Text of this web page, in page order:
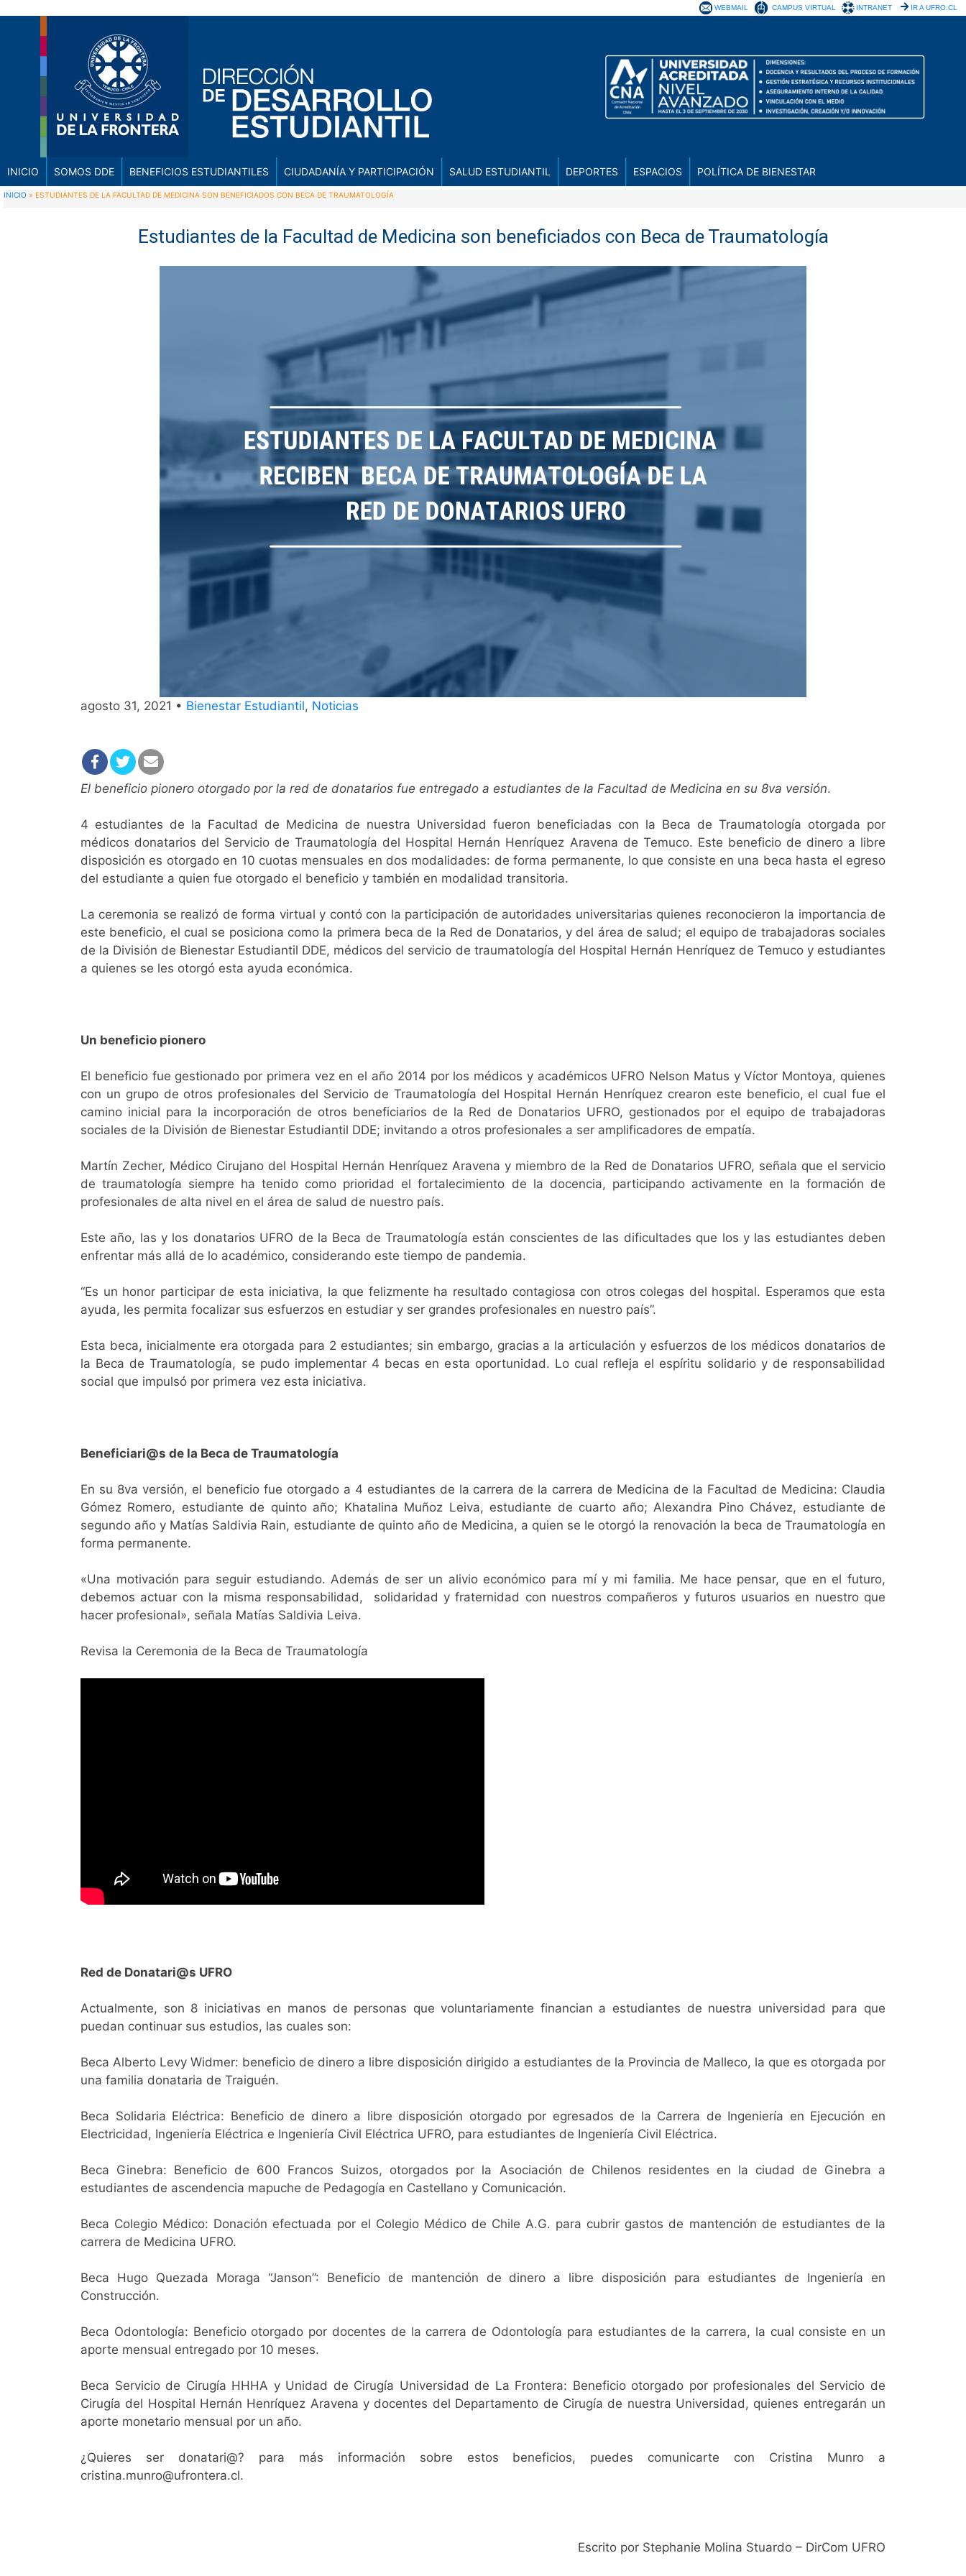
WEBMAIL CAMPUS VIRTUAL INTRANET IR A UFRO.CL
INICIO SOMOS DDE BENEFICIOS ESTUDIANTILES CIUDADANÍA Y PARTICIPACIÓN SALUD ESTUDIANTIL DEPORTES ESPACIOS POLÍTICA DE BIENESTAR
INICIO » ESTUDIANTES DE LA FACULTAD DE MEDICINA SON BENEFICIADOS CON BECA DE TRAUMATOLOGÍA
Estudiantes de la Facultad de Medicina son beneficiados con Beca de Traumatología
agosto 31, 2021 • Bienestar Estudiantil, Noticias
El beneficio pionero otorgado por la red de donatarios fue entregado a estudiantes de la Facultad de Medicina en su 8va versión.
4 estudiantes de la Facultad de Medicina de nuestra Universidad fueron beneficiadas con la Beca de Traumatología otorgada por
médicos donatarios del Servicio de Traumatología del Hospital Hernán Henríquez Aravena de Temuco. Este beneficio de dinero a libre
disposición es otorgado en 10 cuotas mensuales en dos modalidades: de forma permanente, lo que consiste en una beca hasta el egreso
del estudiante a quien fue otorgado el beneficio y también en modalidad transitoria.
La ceremonia se realizó de forma virtual y contó con la participación de autoridades universitarias quienes reconocieron la importancia de
este beneficio, el cual se posiciona como la primera beca de la Red de Donatarios, y del área de salud; el equipo de trabajadoras sociales
de la División de Bienestar Estudiantil DDE, médicos del servicio de traumatología del Hospital Hernán Henríquez de Temuco y estudiantes
a quienes se les otorgó esta ayuda económica.
Un beneficio pionero
El beneficio fue gestionado por primera vez en el año 2014 por los médicos y académicos UFRO Nelson Matus y Víctor Montoya, quienes
con un grupo de otros profesionales del Servicio de Traumatología del Hospital Hernán Henríquez crearon este beneficio, el cual fue el
camino inicial para la incorporación de otros beneficiarios de la Red de Donatarios UFRO, gestionados por el equipo de trabajadoras
sociales de la División de Bienestar Estudiantil DDE; invitando a otros profesionales a ser amplificadores de empatía.
Martín Zecher, Médico Cirujano del Hospital Hernán Henríquez Aravena y miembro de la Red de Donatarios UFRO, señala que el servicio
de traumatología siempre ha tenido como prioridad el fortalecimiento de la docencia, participando activamente en la formación de
profesionales de alta nivel en el área de salud de nuestro país.
Este año, las y los donatarios UFRO de la Beca de Traumatología están conscientes de las dificultades que los y las estudiantes deben
enfrentar más allá de lo académico, considerando este tiempo de pandemia.
“Es un honor participar de esta iniciativa, la que felizmente ha resultado contagiosa con otros colegas del hospital. Esperamos que esta
ayuda, les permita focalizar sus esfuerzos en estudiar y ser grandes profesionales en nuestro país”.
Esta beca, inicialmente era otorgada para 2 estudiantes; sin embargo, gracias a la articulación y esfuerzos de los médicos donatarios de
la Beca de Traumatología, se pudo implementar 4 becas en esta oportunidad. Lo cual refleja el espíritu solidario y de responsabilidad
social que impulsó por primera vez esta iniciativa.
Beneficiari@s de la Beca de Traumatología
En su 8va versión, el beneficio fue otorgado a 4 estudiantes de la carrera de la carrera de Medicina de la Facultad de Medicina: Claudia
Gómez Romero, estudiante de quinto año; Khatalina Muñoz Leiva, estudiante de cuarto año; Alexandra Pino Chávez, estudiante de
segundo año y Matías Saldivia Rain, estudiante de quinto año de Medicina, a quien se le otorgó la renovación la beca de Traumatología en
forma permanente.
«Una motivación para seguir estudiando. Además de ser un alivio económico para mí y mi familia. Me hace pensar, que en el futuro,
debemos actuar con la misma responsabilidad, solidaridad y fraternidad con nuestros compañeros y futuros usuarios en nuestro que
hacer profesional», señala Matías Saldivia Leiva.
Revisa la Ceremonia de la Beca de Traumatología
Red de Donatari@s UFRO
Actualmente, son 8 iniciativas en manos de personas que voluntariamente financian a estudiantes de nuestra universidad para que
puedan continuar sus estudios, las cuales son:
Beca Alberto Levy Widmer: beneficio de dinero a libre disposición dirigido a estudiantes de la Provincia de Malleco, la que es otorgada por
una familia donataria de Traiguén.
Beca Solidaria Eléctrica: Beneficio de dinero a libre disposición otorgado por egresados de la Carrera de Ingeniería en Ejecución en
Electricidad, Ingeniería Eléctrica e Ingeniería Civil Eléctrica UFRO, para estudiantes de Ingeniería Civil Eléctrica.
Beca Ginebra: Beneficio de 600 Francos Suizos, otorgados por la Asociación de Chilenos residentes en la ciudad de Ginebra a
estudiantes de ascendencia mapuche de Pedagogía en Castellano y Comunicación.
Beca Colegio Médico: Donación efectuada por el Colegio Médico de Chile A.G. para cubrir gastos de mantención de estudiantes de la
carrera de Medicina UFRO.
Beca Hugo Quezada Moraga “Janson”: Beneficio de mantención de dinero a libre disposición para estudiantes de Ingeniería en
Construcción.
Beca Odontología: Beneficio otorgado por docentes de la carrera de Odontología para estudiantes de la carrera, la cual consiste en un
aporte mensual entregado por 10 meses.
Beca Servicio de Cirugía HHHA y Unidad de Cirugía Universidad de La Frontera: Beneficio otorgado por profesionales del Servicio de
Cirugía del Hospital Hernán Henríquez Aravena y docentes del Departamento de Cirugía de nuestra Universidad, quienes entregarán un
aporte monetario mensual por un año.
¿Quieres ser donatari@? para más información sobre estos beneficios, puedes comunicarte con Cristina Munro a
cristina.munro@ufrontera.cl.
Escrito por Stephanie Molina Stuardo – DirCom UFRO